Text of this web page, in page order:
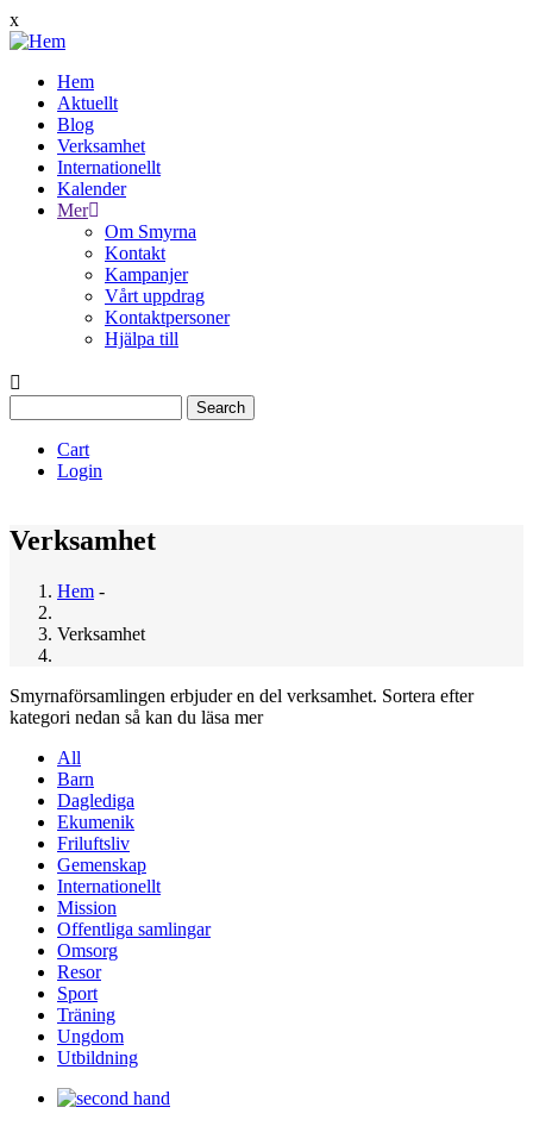
Hoppa
till
x
Main
navigation
Hem
Aktuellt
Blog
Verksamhet
Internationellt
Kalender
Mer
Om Smyrna
Kontakt
Kampanjer
Vårt uppdrag
Kontaktpersoner
Hjälpa till
Quịck
Cart
Login
Verksamhet
Länkstig
Hem -
Verksamhet
Smyrnaförsamlingen erbjuder en del verksamhet. Sortera efter
kategori nedan så kan du läsa mer
All
Barn
Daglediga
Ekumenik
Friluftsliv
Gemenskap
Internationellt
Mission
Offentliga samlingar
Omsorg
Resor
Sport
Träning
Ungdom
Utbildning